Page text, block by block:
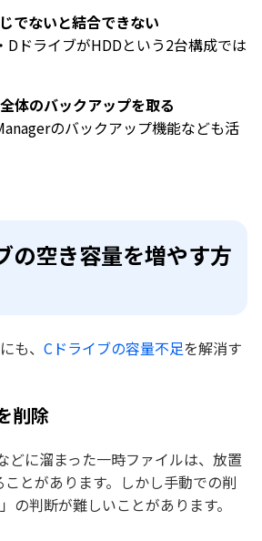
でないと結合できない
DドライブがHDDという2台構成では
体のバックアップを取る
のバックアップ機能なども活
の空き容量を増やす方
も、 Cドライブの容量不足を解消す
削除
どに溜まった一時ファイルは、放置
とがあります。しかし手動での削
の判断が難しいことがあります。